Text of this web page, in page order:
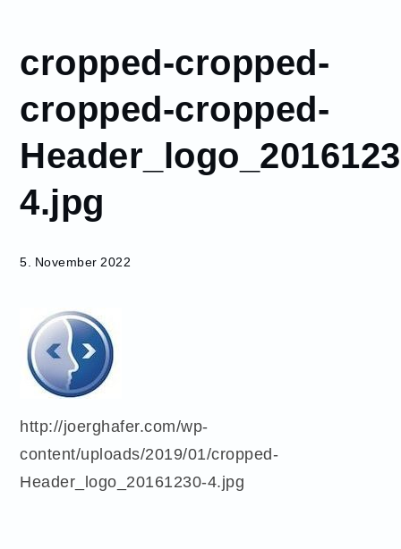
cropped-cropped-
Header_logo_20161230-
cropped-cropped-
cropped-cropped-
4.jpg
5. November 2022
http://joerghafer.com/wp-
content/uploads/2019/01/cropped-
Header_logo_20161230-4.jpg